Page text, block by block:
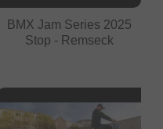
BMX Jam Series 2025
Stop - Remseck